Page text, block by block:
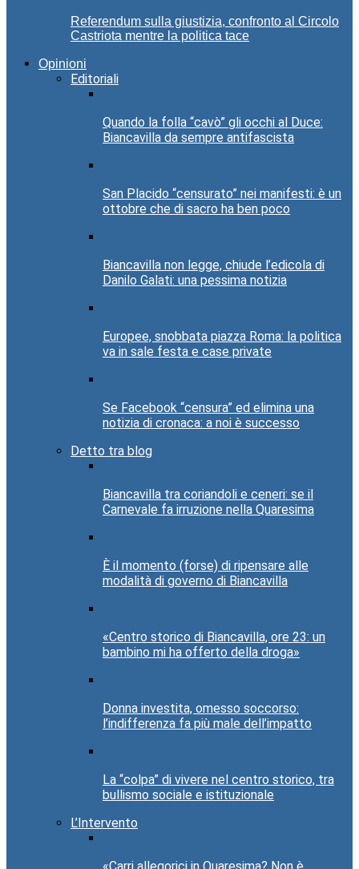
Referendum sulla giustizia, confronto al Circolo
Castriota mentre la politica tace
Opinioni
Editoriali
Quando la folla “cavò” gli occhi al Duce:
Biancavilla da sempre antifascista
San Placido “censurato” nei manifesti: è un
ottobre che di sacro ha ben poco
Biancavilla non legge, chiude l’edicola di
Danilo Galati: una pessima notizia
Europee, snobbata piazza Roma: la politica
va in sale festa e case private
Se Facebook “censura” ed elimina una
notizia di cronaca: a noi è successo
Detto tra blog
Biancavilla tra coriandoli e ceneri: se il
Carnevale fa irruzione nella Quaresima
È il momento (forse) di ripensare alle
modalità di governo di Biancavilla
«Centro storico di Biancavilla, ore 23: un
bambino mi ha offerto della droga»
Donna investita, omesso soccorso:
l’indifferenza fa più male dell’impatto
La “colpa” di vivere nel centro storico, tra
bullismo sociale e istituzionale
L’Intervento